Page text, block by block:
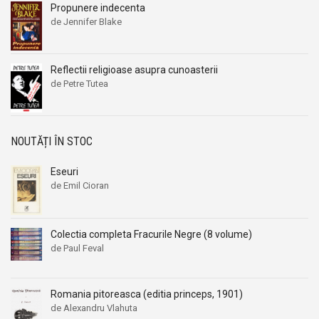
Aleksandr Beleaev
Alessandro Parronchi
Alex Mihai Stoenescu
Alexandr Soljenitin
Alexandra Jones
Alexandra Mosneaga
Alexandra Ripley
Alexandre Dumas fiul
Alexandre Koyre
Alexandru Balaci
Alexandru Busuioceanu
Alexandru Elian
Aleksandr Beleaev
Alessandro Parronchi
Alex Mihai Stoenescu
Alexandr Soljenitin
Alexandra Jones
Alexandra Mosneaga
Alexandra Ripley
Alexandre Dumas fiul
Alexandre Koyre
Alexandru Balaci
Alexandru Busuioceanu
Alexandru Elian
Propunere indecenta
de Jennifer Blake
Reflectii religioase asupra cunoasterii
de Petre Tutea
NOUTĂȚI ÎN STOC
Eseuri
de Emil Cioran
Colectia completa Fracurile Negre (8 volume)
de Paul Feval
Romania pitoreasca (editia princeps, 1901)
de Alexandru Vlahuta